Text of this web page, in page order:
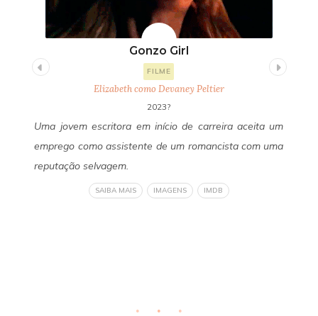
Gonzo Girl
FILME
Elizabeth como Devaney Peltier
2023?
Uma jovem escritora em início de carreira aceita um
emprego como assistente de um romancista com uma
reputação selvagem.
SAIBA MAIS IMAGENS IMDB